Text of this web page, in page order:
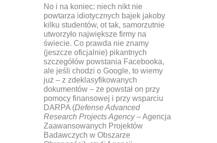
No i na koniec: niech nikt nie
powtarza idiotycznych bajek jakoby
kilku studentów, ot tak, samorzutnie
utworzyło największe firmy na
świecie. Co prawda nie znamy
(jeszcze oficjalnie) pikantnych
szczegółów powstania Facebooka,
ale jeśli chodzi o Google, to wiemy
już – z zdeklasyfikowanych
dokumentów – że powstał on przy
pomocy finansowej i przy wsparciu
DARPA (Defense Advanced
Research Projects Agency– Agencja
Zaawansowanych Projektów
Badawczych w Obszarze